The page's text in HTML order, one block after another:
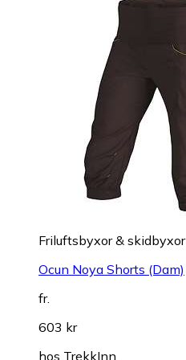
Friluftsbyxor & skidbyxor
Ocun Noya Shorts (Dam)
fr.
603 kr
hos TrekkInn